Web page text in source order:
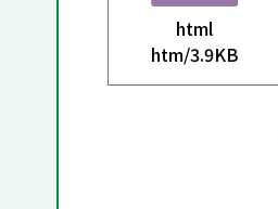
html
htm/3.9KB